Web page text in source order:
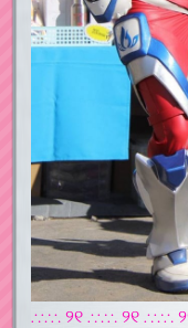
∴∵∴ ୨୧ ∴∵∴ ୨୧ ∴∵∴